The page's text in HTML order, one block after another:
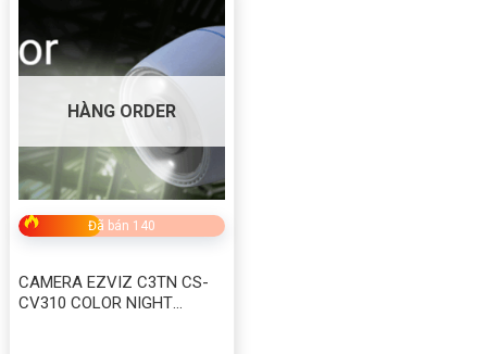
HÀNG ORDER
Đã bán 140
CAMERA EZVIZ C3TN CS-
CV310 COLOR NIGHT